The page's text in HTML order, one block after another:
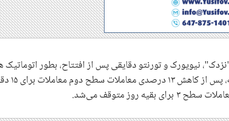
نیویورک و تورنتو دقایقی پس از افتتاح، بطور اتوماتیک
بازارها ۱۵ دقیقه متوقف
.